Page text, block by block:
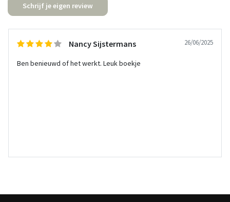
Schrijf je eigen review
Nancy Sijstermans 26/06/2025
Ben benieuwd of het werkt. Leuk boekje